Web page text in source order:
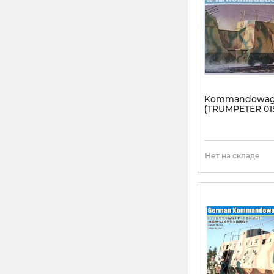
(TRUMPETER
Нет на складе